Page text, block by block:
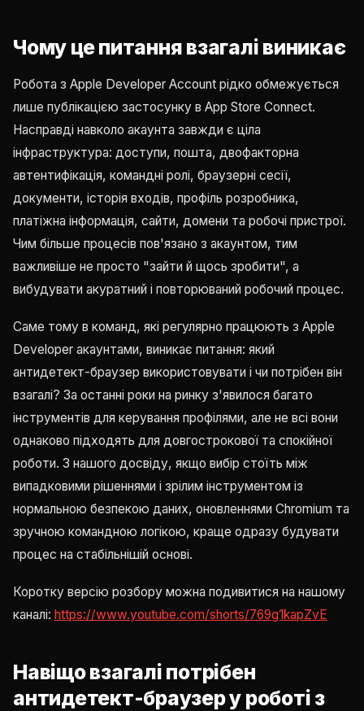
Чому це питання взагалі виникає
Робота з Apple Developer Account рідко обмежується
лише публікацією застосунку в App Store Connect.
Насправді навколо акаунта завжди є ціла
інфраструктура: доступи, пошта, двофакторна
автентифікація, командні ролі, браузерні сесії,
документи, історія входів, профіль розробника,
платіжна інформація, сайти, домени та робочі пристрої.
Чим більше процесів пов'язано з акаунтом, тим
важливіше не просто "зайти й щось зробити", а
вибудувати акуратний і повторюваний робочий процес.
Саме тому в команд, які регулярно працюють з Apple
Developer акаунтами, виникає питання: який
антидетект-браузер використовувати і чи потрібен він
взагалі? За останні роки на ринку з'явилося багато
інструментів для керування профілями, але не всі вони
однаково підходять для довгострокової та спокійної
роботи. З нашого досвіду, якщо вибір стоїть між
випадковими рішеннями і зрілим інструментом із
нормальною безпекою даних, оновленнями Chromium та
зручною командною логікою, краще одразу будувати
процес на стабільнішій основі.
Коротку версію розбору можна подивитися на нашому
каналі: https://www.youtube.com/shorts/769g1kapZvE
Навіщо взагалі потрібен
антидетект-браузер у роботі з